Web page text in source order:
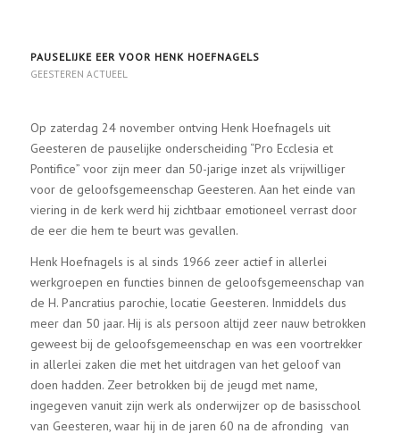
PAUSELIJKE EER VOOR HENK HOEFNAGELS
GEESTEREN ACTUEEL
Op zaterdag 24 november ontving Henk Hoefnagels uit
Geesteren de pauselijke onderscheiding “Pro Ecclesia et
Pontifice” voor zijn meer dan 50-jarige inzet als vrijwilliger
voor de geloofsgemeenschap Geesteren. Aan het einde van
viering in de kerk werd hij zichtbaar emotioneel verrast door
de eer die hem te beurt was gevallen.
Henk Hoefnagels is al sinds 1966 zeer actief in allerlei
werkgroepen en functies binnen de geloofsgemeenschap van
de H. Pancratius parochie, locatie Geesteren. Inmiddels dus
meer dan 50 jaar. Hij is als persoon altijd zeer nauw betrokken
geweest bij de geloofsgemeenschap en was een voortrekker
in allerlei zaken die met het uitdragen van het geloof van
doen hadden. Zeer betrokken bij de jeugd met name,
ingegeven vanuit zijn werk als onderwijzer op de basisschool
van Geesteren, waar hij in de jaren 60 na de afronding van